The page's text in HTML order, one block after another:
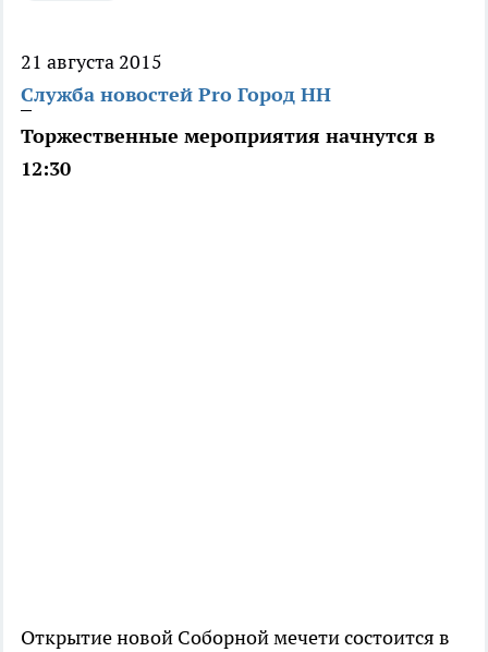
21 августа 2015
Служба новостей Pro Город НН
Торжественные мероприятия начнутся в
12:30
Открытие новой Соборной мечети состоится в